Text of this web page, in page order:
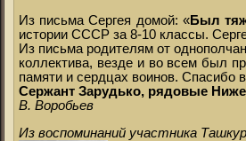
Из письма Сергея домой: «Был
истории СССР за 8-10 классы.
Из письма родителям от
коллектива, везде и во всем был
памяти и сердцах воинов.
Сержант Зарудько, рядовые
В. Воробьев
Из воспоминаний участника